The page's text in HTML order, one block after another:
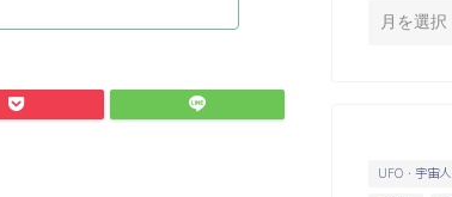
UFO・宇宙人